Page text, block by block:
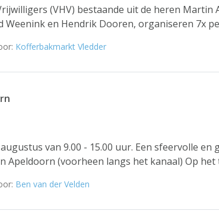
(VHV) bestaande uit de heren Martin
Weenink en Hendrik Dooren, organiseren 7x
Kofferbakmarkt Vledder
van 9.00 - 15.00 uur. Een sfeervolle en
Apeldoorn (voorheen langs het kanaal) Op het
Ben van der Velden